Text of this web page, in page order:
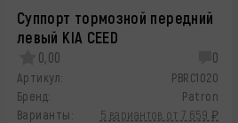
Суппорт тормозной передний
левый KIA CEED
0,00 0
Артикул:
PBRC1020
Бренд:
Patron
Варианты:
5 вариантов от 7 659 ₽